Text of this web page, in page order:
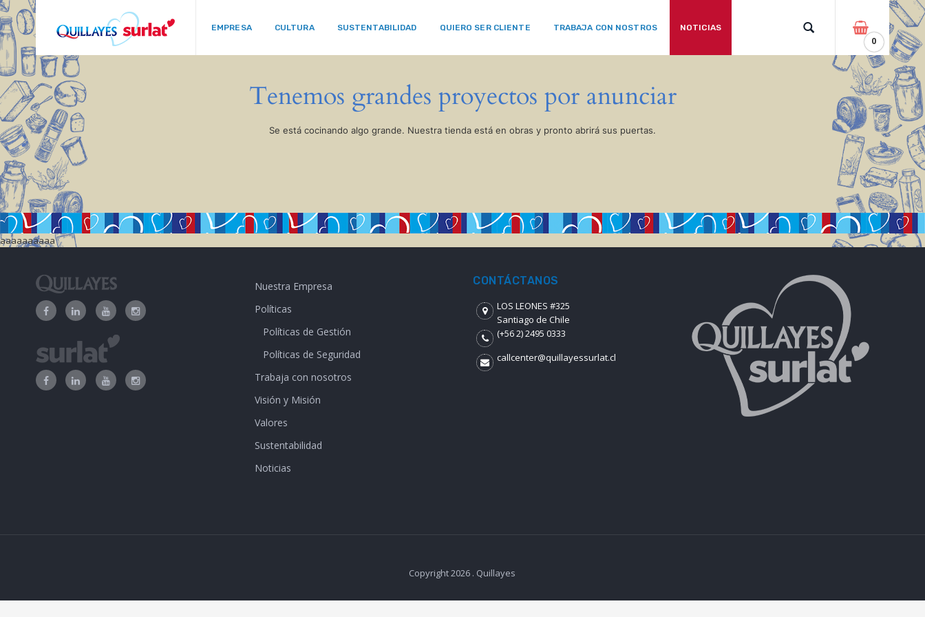
EMPRESA CULTURA SUSTENTABILIDAD QUIERO SER CLIENTE TRABAJA CON NOSTROS NOTICIAS
0
Tenemos grandes proyectos por anunciar
Se está cocinando algo grande. Nuestra tienda está en obras y pronto abrirá sus puertas.
aaaaaaaaaa
Nuestra Empresa
Políticas
Políticas de Gestión
Políticas de Seguridad
Trabaja con nosotros
Visión y Misión
Valores
Sustentabilidad
Noticias
CONTÁCTANOS
LOS LEONES #325
Santiago de Chile
(+56 2) 2495 0333
callcenter@quillayessurlat.cl
Copyright 2026 . Quillayes